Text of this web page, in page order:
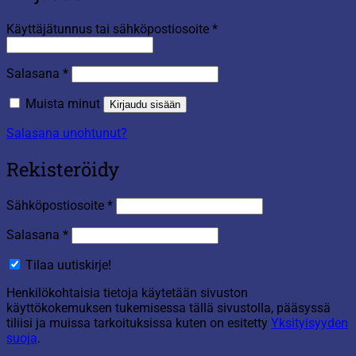
Käyttäjätunnus tai sähköpostiosoite *Vaaditaan
Salasana *Vaaditaan
Muista minut Kirjaudu sisään
Salasana unohtunut?
Rekisteröidy
Sähköpostiosoite *Vaaditaan
Salasana *Vaaditaan
Tilaa uutiskirje!
Henkilökohtaisia tietoja käytetään sivuston
käyttökokemuksen tukemisessa tällä sivustolla, pääsyssä
tiliisi ja muissa tarkoituksissa kuten on esitetty Yksityisyyden
suoja.